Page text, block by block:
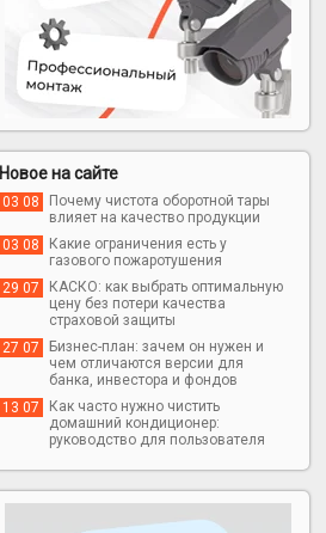
Новое на сайте
03 08
Почему чистота оборотной тары
влияет на качество продукции
03 08
Какие ограничения есть у
газового пожаротушения
29 07
КАСКО: как выбрать оптимальную
цену без потери качества
страховой защиты
27 07
Бизнес-план: зачем он нужен и
чем отличаются версии для
банка, инвестора и фондов
13 07
Как часто нужно чистить
домашний кондиционер:
руководство для пользователя